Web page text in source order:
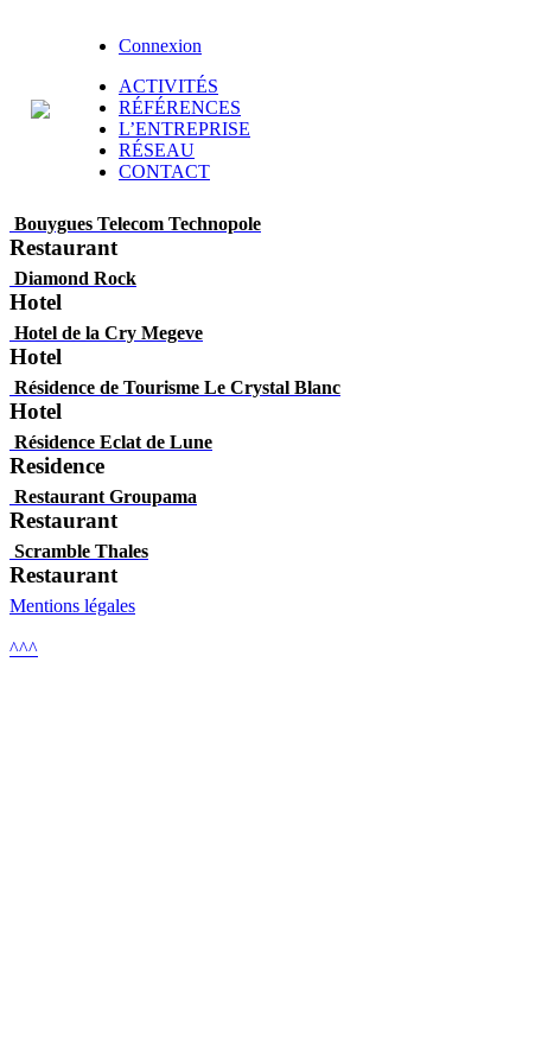
Connexion
ACTIVITÉS
RÉFÉRENCES
L’ENTREPRISE
RÉSEAU
CONTACT
Bouygues Telecom Technopole
Restaurant
Diamond Rock
Hotel
Hotel de la Cry Megeve
Hotel
Résidence de Tourisme Le Crystal Blanc
Hotel
Résidence Eclat de Lune
Residence
Restaurant Groupama
Restaurant
Scramble Thales
Restaurant
Mentions légales
^^^